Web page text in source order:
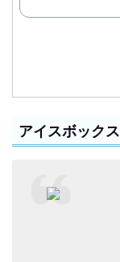
アイスボックス